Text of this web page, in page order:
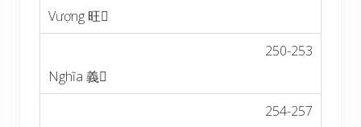
250-253
254-257